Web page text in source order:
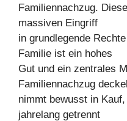
Familiennachzug.
massiven Eingriff
in grundlegende
Familie ist ein hohes
Gut und ein zentrales
Familiennachzug
nimmt bewusst in
jahrelang getrennt